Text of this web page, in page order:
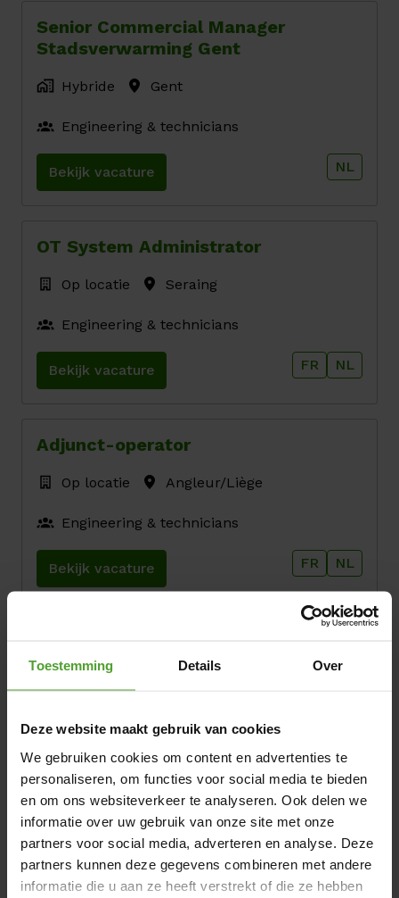
Toestemming Details Over
Deze website maakt gebruik van cookies
We gebruiken cookies om content en advertenties te
personaliseren, om functies voor social media te bieden
en om ons websiteverkeer te analyseren. Ook delen we
informatie over uw gebruik van onze site met onze
partners voor social media, adverteren en analyse. Deze
partners kunnen deze gegevens combineren met andere
informatie die u aan ze heeft verstrekt of die ze hebben
Senior Commercial Manager
Stadsverwarming Gent
Hybride Gent
Engineering & technicians
Bekijk vacature NL
OT System Administrator
Op locatie Seraing
Engineering & technicians
Bekijk vacature FR NL
Adjunct-operator
Op locatie Angleur/Liège
Engineering & technicians
Bekijk vacature FR NL
Engineering & technicians
Bekijk vacature EN
Technieker hydro
Op locatie Lixhe